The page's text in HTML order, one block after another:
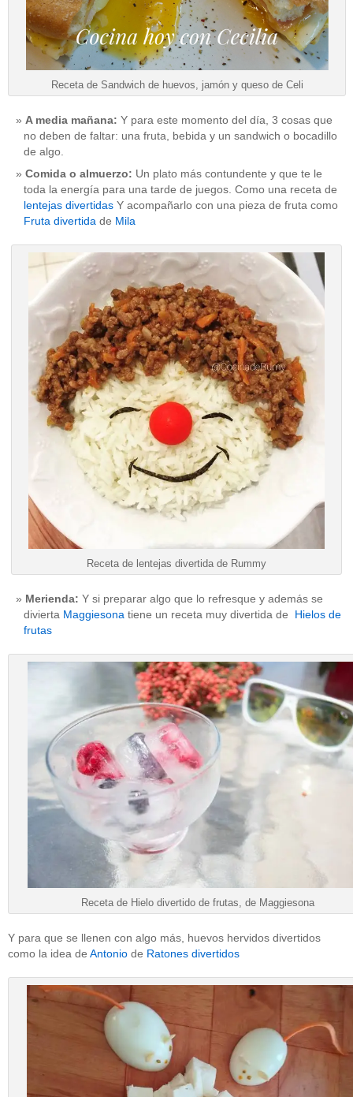
Receta de Sandwich de huevos, jamón y queso de Celi
A media mañana: Y para este momento del día, 3 cosas que
no deben de faltar: una fruta, bebida y un sandwich o bocadillo
de algo.
Comida o almuerzo: Un plato más contundente y que te le
toda la energía para una tarde de juegos. Como una receta de
lentejas divertidas Y acompañarlo con una pieza de fruta como
Fruta divertida de Mila
Receta de lentejas divertida de Rummy
Merienda: Y si preparar algo que lo refresque y además se
divierta Maggiesona tiene un receta muy divertida de Hielos de
frutas
Receta de Hielo divertido de frutas, de Maggiesona
Y para que se llenen con algo más, huevos hervidos divertidos
como la idea de Antonio de Ratones divertidos